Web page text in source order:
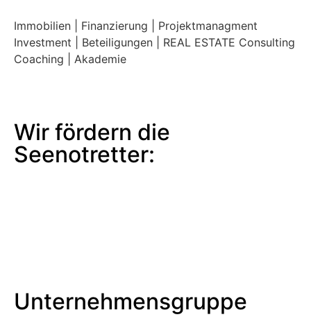
Immobilien | Finanzierung | Projektmanagment
Investment | Beteiligungen | REAL ESTATE Consulting
Coaching | Akademie
Wir fördern die
Seenotretter:
Unternehmensgruppe